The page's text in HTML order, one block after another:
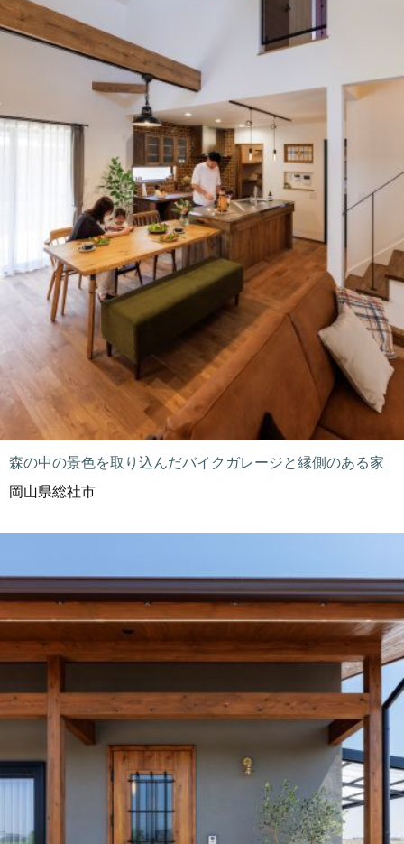
森の中の景色を取り込んだバイクガレージと縁側のある家
岡山県総社市